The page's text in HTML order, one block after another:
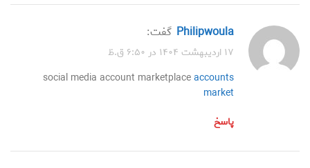
Philipwoula گفت:
۱۷ اردیبهشت ۱۴۰۴ در ۶:۵۰ ق.ظ
social media account marketplaceaccounts
market
پاسخ